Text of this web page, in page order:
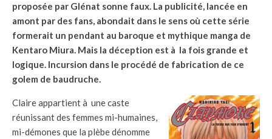
proposée par Glénat sonne faux. La publicité, lancée en
amont par des fans, abondait dans le sens où cette série
formerait un pendant au baroque et mythique manga de
Kentaro Miura. Mais la déception est à la fois grande et
logique. Incursion dans le procédé de fabrication de ce
golem de baudruche.
Claire appartient à une caste
réunissant des femmes mi-humaines,
mi-démones que la plèbe dénomme